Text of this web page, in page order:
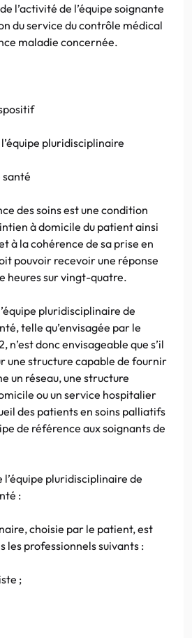
l’activité de l’équipe soignante
du service du contrôle médical
maladie concernée.
pluridisciplinaire
santé
des soins est une condition
à domicile du patient ainsi
à la cohérence de sa prise en
pouvoir recevoir une réponse
heures sur vingt-quatre.
pluridisciplinaire de
telle qu’envisagée par le
n’est donc envisageable que s’il
une structure capable de fournir
un réseau, une structure
ou un service hospitalier
des patients en soins palliatifs
de référence aux soignants de
l’équipe pluridisciplinaire de
:
choisie par le patient, est
les professionnels suivants :
;